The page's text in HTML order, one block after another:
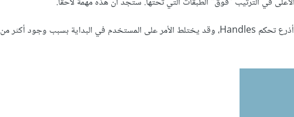
وسواء رسمتَ عنصرًا أو استوردته فإن أي عنصر في لقطتك سيكون له نقاط/أذرع تحكم Handles، وقد يختلط الأمر على المستخدم في البداية بسبب وجود أكثر من